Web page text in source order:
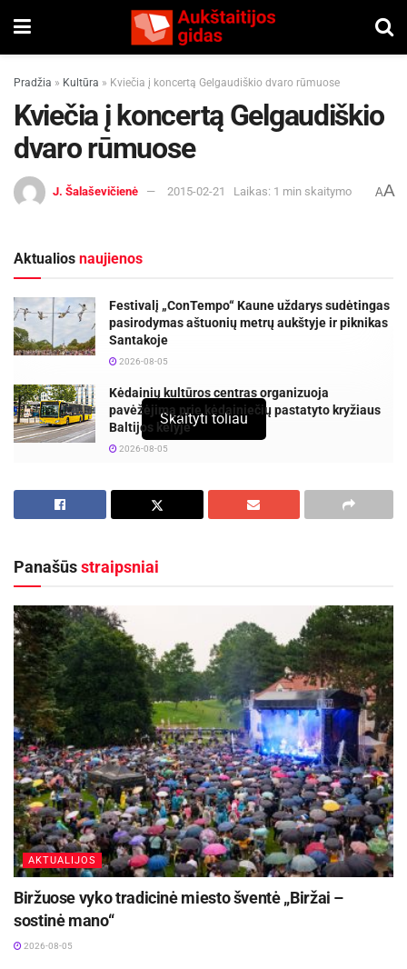
Pradžia » Kultūra » Kviečia į koncertą Gelgaudiškio dvaro rūmuose
Kviečia į koncertą Gelgaudiškio
dvaro rūmuose
J. Šalaševičienė 2015-02-21 Laikas: 1 min skaitymo AA
Aktualios naujienos
Festivalį „ConTempo“ Kaune uždarys sudėtingas
pasirodymas aštuonių metrų aukštyje ir piknikas
Santakoje
2026-08-05
Kėdainių kultūros centras organizuoja
pavėžėjimą prie kėdainiečių pastatyto kryžiaus
Baltijos kelyje
2026-08-05
Skaityti toliau
Panašūsstraipsniai
AKTUALIJOS
Biržuose vyko tradicinė miesto šventė „Biržai –
sostinė mano“
2026-08-05